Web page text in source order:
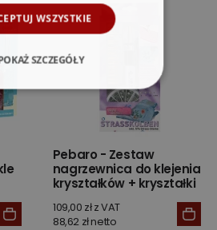
Pebaro - Zestaw
nagrzewnica do klejenia
kryształków + kryształki
109,00 zł z VAT
88,62 zł netto
WSZYSTKIE
SZCZEGÓŁY